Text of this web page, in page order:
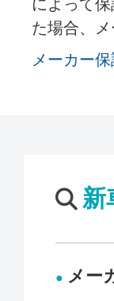
によって
た場合、
メーカー
新
メー